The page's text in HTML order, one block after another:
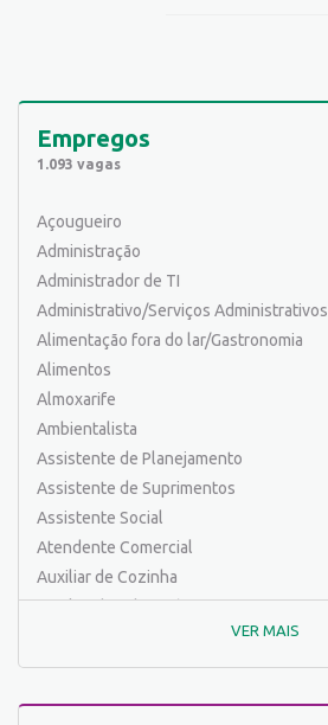
Empregos
1.093 vagas
Açougueiro
Administração
Administrador de TI
Administrativo/Serviços Administrativos
Alimentação fora do lar/Gastronomia
Alimentos
Almoxarife
Ambientalista
Assistente de Planejamento
Assistente de Suprimentos
Assistente Social
Atendente Comercial
Auxiliar de Cozinha
Auxiliar de Laboratório
Auxiliar de Manutenção Predial
Auxiliar de Mecânica
VER MAIS